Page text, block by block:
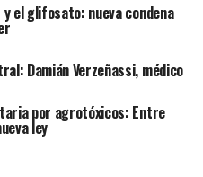
el glifosato: nueva condena
Damián Verzeñassi, médico
por agrotóxicos: Entre
ley